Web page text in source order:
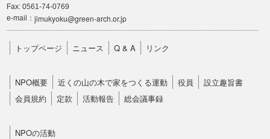
Fax: 0561-74-0769
e-mail： jimukyoku@green-arch.or.jp
トップページ ニュース Q & A リンク
NPO概要 近くの山の木で家をつくる運動 役員
設立趣旨書
会員規約
定款 活動報告 総会議事録
NPOの活動